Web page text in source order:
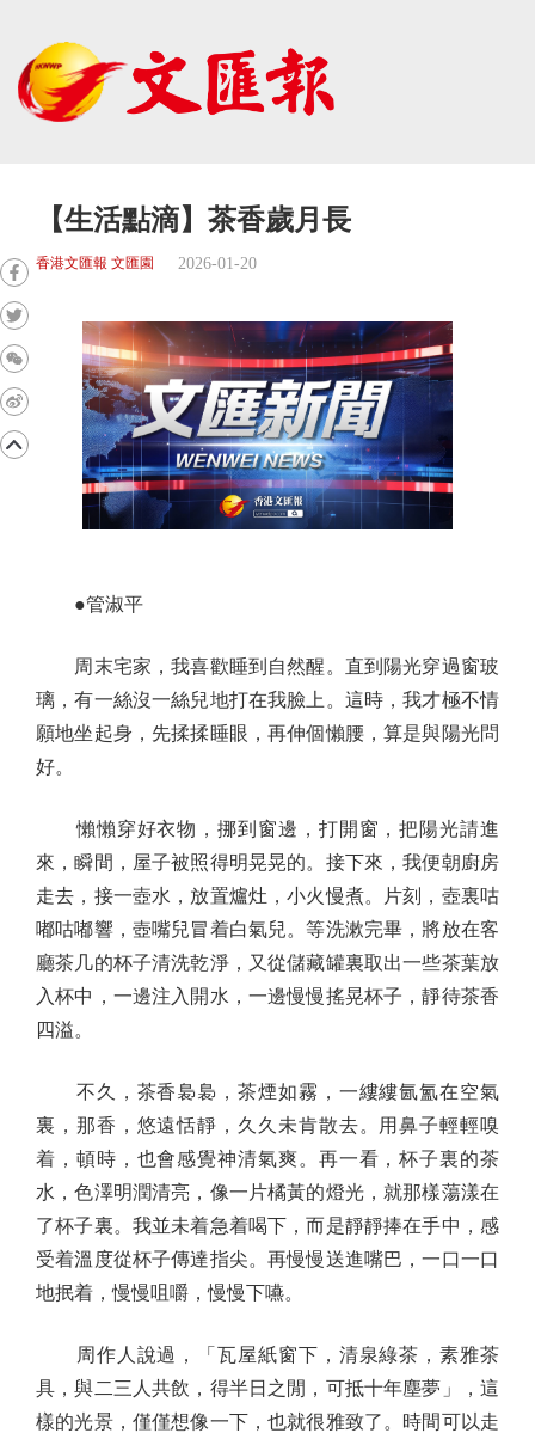
【生活點滴】茶香歲月長
香港文匯報 文匯園 2026-01-20
●管淑平
周末宅家，我喜歡睡到自然醒。直到陽光穿過窗玻
璃，有一絲沒一絲兒地打在我臉上。這時，我才極不情
願地坐起身，先揉揉睡眼，再伸個懶腰，算是與陽光問
好。
懶懶穿好衣物，挪到窗邊，打開窗，把陽光請進
來，瞬間，屋子被照得明晃晃的。接下來，我便朝廚房
走去，接一壺水，放置爐灶，小火慢煮。片刻，壺裏咕
嘟咕嘟響，壺嘴兒冒着白氣兒。等洗漱完畢，將放在客
廳茶几的杯子清洗乾淨，又從儲藏罐裏取出一些茶葉放
入杯中，一邊注入開水，一邊慢慢搖晃杯子，靜待茶香
四溢。
不久，茶香裊裊，茶煙如霧，一縷縷氤氳在空氣
裏，那香，悠遠恬靜，久久未肯散去。用鼻子輕輕嗅
着，頓時，也會感覺神清氣爽。再一看，杯子裏的茶
水，色澤明潤清亮，像一片橘黃的燈光，就那樣蕩漾在
了杯子裏。我並未着急着喝下，而是靜靜捧在手中，感
受着溫度從杯子傳達指尖。再慢慢送進嘴巴，一口一口
地抿着，慢慢咀嚼，慢慢下嚥。
周作人說過，「瓦屋紙窗下，清泉綠茶，素雅茶
具，與二三人共飲，得半日之閒，可抵十年塵夢」，這
樣的光景，僅僅想像一下，也就很雅致了。時間可以走